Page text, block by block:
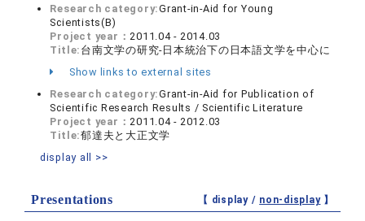
Research category:Grant-in-Aid for Young
Scientists(B)
Project year：2011.04 - 2014.03
Title: 台南文学の研究‐日本統治下の日本語文学を中心に
Show links to external sites
Research category:Grant-in-Aid for Publication of
Scientific Research Results / Scientific Literature
Project year：2011.04 - 2012.03
Title:郁達夫と大正文学
display all >>
Presentations 【 display / non-display】